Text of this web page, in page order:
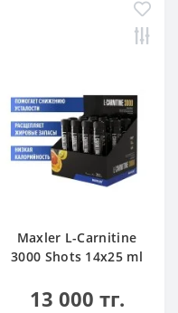
Maxler L-Carnitine
3000 Shots 14x25 ml
13 000 тг.